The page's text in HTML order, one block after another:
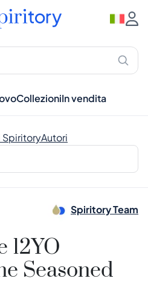
CollezioniIn vendita
SpiritoryAutori
Spiritory Team
12YO
Seasoned